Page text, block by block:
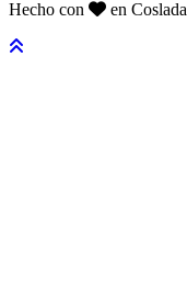
Hecho con en Coslada